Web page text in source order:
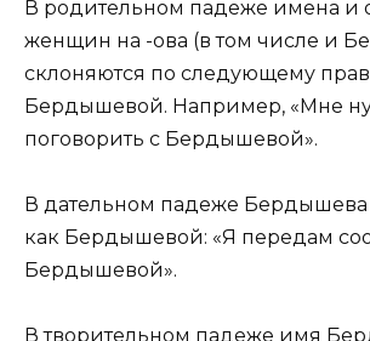
В родительном падеже имена и
женщин на -ова (в том числе и
склоняются по следующему
Бердышевой. Например, «Мне
поговорить с Бердышевой».
В дательном падеже Бердышева
как Бердышевой: «Я передам
Бердышевой».
В творительном падеже имя